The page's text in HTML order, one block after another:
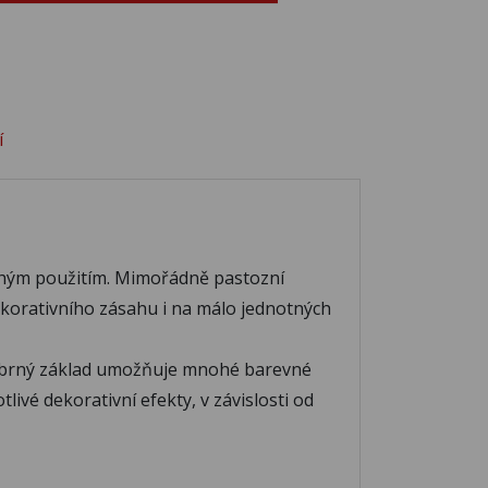
použitím. Mimořádně pastozní
zásahu i na málo jednotných
základ umožňuje mnohé barevné
dekorativní efekty, v závislosti od